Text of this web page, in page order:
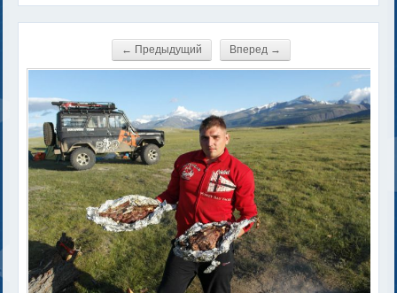
← Предыдущий Вперед →